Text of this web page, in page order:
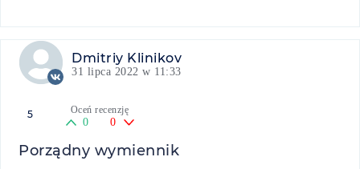
Dmitriy Klinikov
31 lipca 2022 w 11:33
5 Oceń recenzję
0 0
Porządny wymiennik